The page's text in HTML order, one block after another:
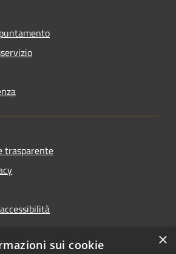
trasparente
×
sui cookie